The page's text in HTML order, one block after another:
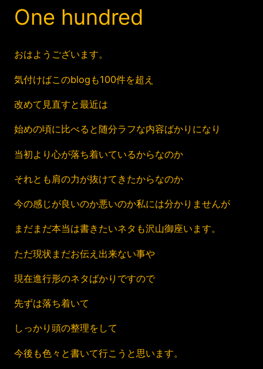
One hundred
おはようございます。
気付けばこのblogも100件を超え
改めて見直すと最近は
始めの頃に比べると随分ラフな内容ばかりになり
当初より心が落ち着いているからなのか
それとも肩の力が抜けてきたからなのか
今の感じが良いのか悪いのか私には分かりませんが
まだまだ本当は書きたいネタも沢山御座います。
ただ現状まだお伝え出来ない事や
現在進行形のネタばかりですので
先ずは落ち着いて
しっかり頭の整理をして
今後も色々と書いて行こうと思います。